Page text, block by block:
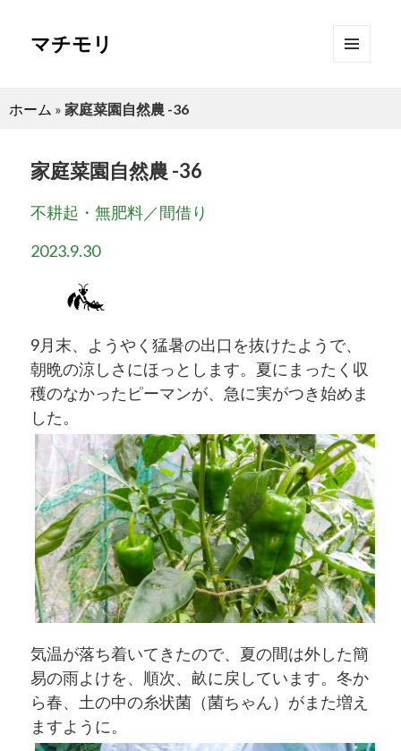
マチモリ
ホーム » 家庭菜園自然農 -36
家庭菜園自然農 -36
不耕起・無肥料／間借り
2023.9.30
9月末、ようやく猛暑の出口を抜けたようで、
朝晩の涼しさにほっとします。夏にまったく収
穫のなかったピーマンが、急に実がつき始めま
した。
気温が落ち着いてきたので、夏の間は外した簡
易の雨よけを、順次、畝に戻しています。冬か
ら春、土の中の糸状菌（菌ちゃん）がまた増え
ますように。